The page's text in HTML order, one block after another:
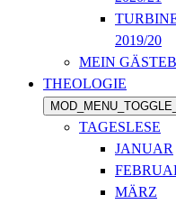
2019/20
MEIN
THEOLOGIE
TAGESLESE
JANUAR
MÄRZ